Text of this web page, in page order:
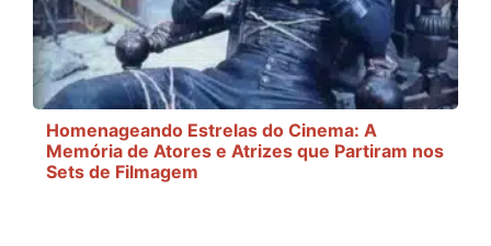
Homenageando Estrelas do Cinema: A
Memória de Atores e Atrizes que Partiram nos
Sets de Filmagem